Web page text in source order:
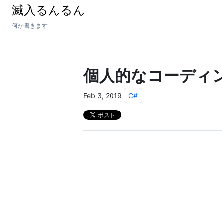
滅入るんるん
何か書きます
個人的なコーディ
Feb 3, 2019 C#